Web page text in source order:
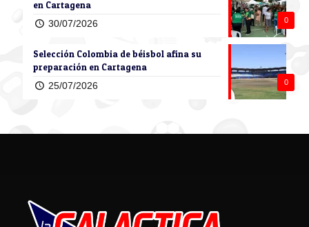
0
en Cartagena
30/07/2026
0
Selección Colombia de béisbol afina su
preparación en Cartagena
25/07/2026